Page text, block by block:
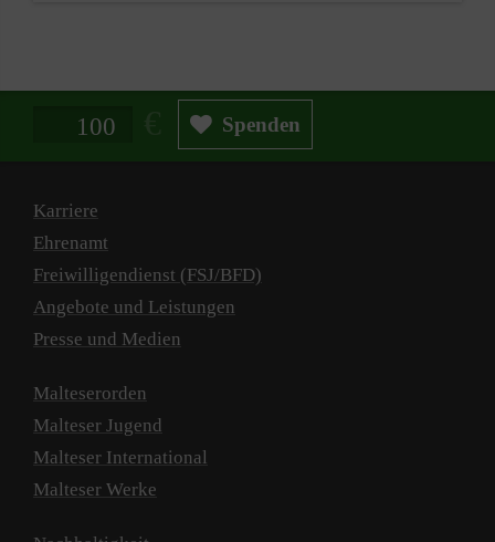
Spendenbetrag in Euro Spenden
Karriere
Ehrenamt
Freiwilligendienst (FSJ/BFD)
Angebote und Leistungen
Presse und Medien
Malteserorden
Malteser Jugend
Malteser International
Malteser Werke